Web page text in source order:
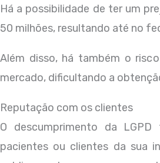
Há a possibilidade de ter um
50 milhões, resultando até no
Além disso, há também o
mercado, dificultando a
Reputação com os clientes
O descumprimento da
pacientes ou clientes da sua